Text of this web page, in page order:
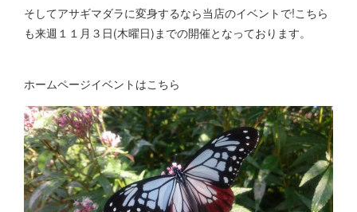
そしてアサギマダラに変身するなら当店のイベントで!こちら
も来週１１月３日(木曜日)までの開催となっております。
ホームページイベントはこちら